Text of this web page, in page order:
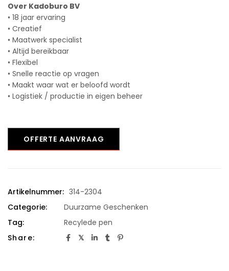
Over Kadoburo BV
• 18 jaar ervaring
• Creatief
• Maatwerk specialist
• Altijd bereikbaar
• Flexibel
• Snelle reactie op vragen
• Maakt waar wat er beloofd wordt
• Logistiek / productie in eigen beheer
OFFERTE AANVRAAG
Artikelnummer: 314-2304
Categorie:
Duurzame Geschenken
Tag:
Recylede pen
Share: